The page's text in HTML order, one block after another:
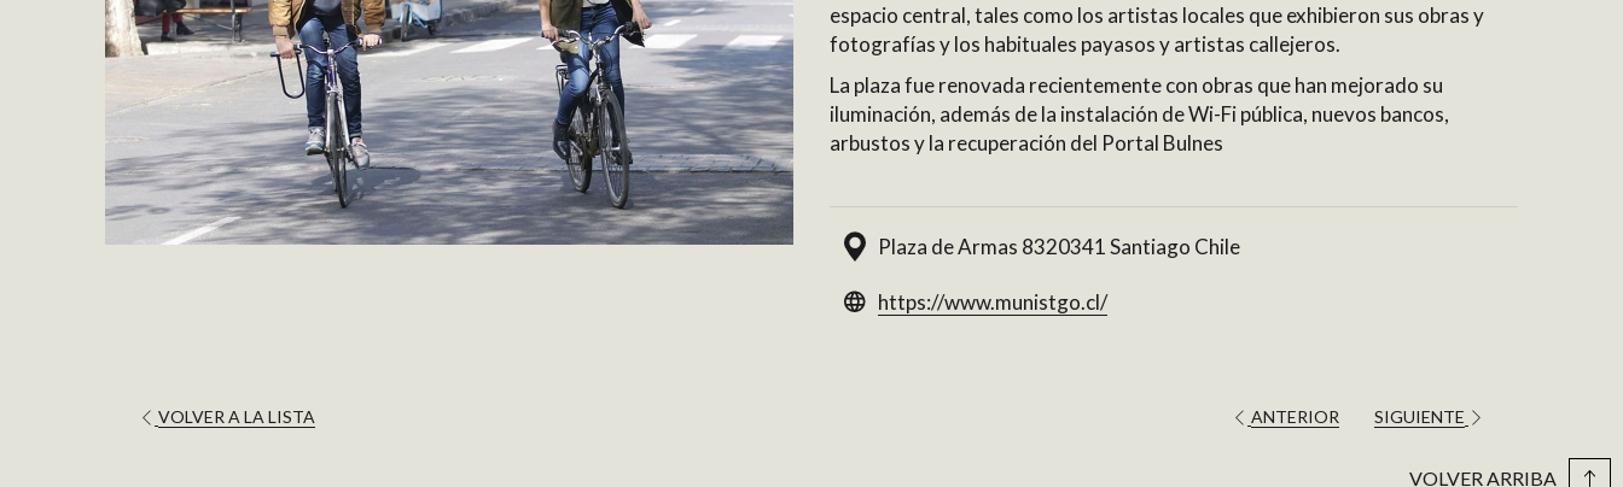
espacio central, tales como los artistas locales que exhibieron sus obras y
fotografías y los habituales payasos y artistas callejeros.
La plaza fue renovada recientemente con obras que han mejorado su
iluminación, además de la instalación de Wi-Fi pública, nuevos bancos,
arbustos y la recuperación del Portal Bulnes
Plaza de Armas 8320341 Santiago Chile
https://www.munistgo.cl/abre
VOLVER A LA LISTA ANTERIOR SIGUIENTE
VOLVER ARRIBA